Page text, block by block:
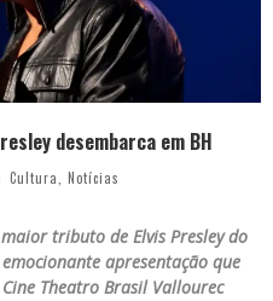
desembarca em BH
Cultura, Notícias
tributo de Elvis Presley do
apresentação que
Theatro Brasil Vallourec